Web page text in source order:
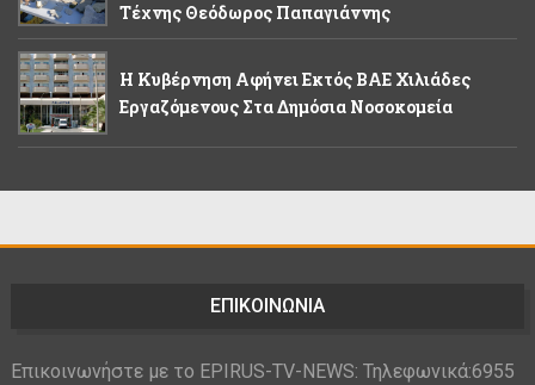
Τέχνης Θεόδωρος Παπαγιάννης
Η Κυβέρνηση Αφήνει Εκτός ΒΑΕ Χιλιάδες
Εργαζόμενους Στα Δημόσια Νοσοκομεία
ΕΠΙΚΟΙΝΩΝΙΑ
Επικοινωνήστε με το EPIRUS-TV-NEWS: Τηλεφωνικά:6955